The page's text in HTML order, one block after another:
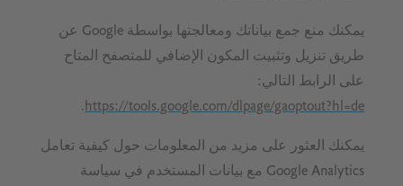
يمكنك منع جمع بياناتك ومعالجتها بواسطة Google عن
طريق تنزيل وتثبيت المكون الإضافي للمتصفح المتاح
على الرابط التالي:
https://tools.google.com/dlpage/gaoptout?hl=de
.
يمكنك العثور على مزيد من المعلومات حول كيفية تعامل
Google Analytics مع بيانات المستخدم في سياسة